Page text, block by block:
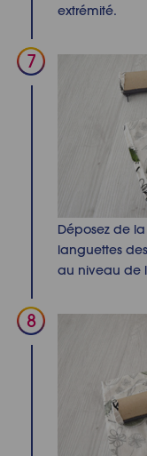
extrémité.
Déposez de
languettes
au niveau de